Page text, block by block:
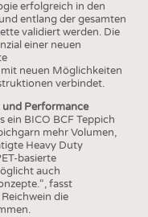
erfolgreich in den
entlang der gesamten
validiert werden. Die
einer neuen
neuen Möglichkeiten
verbindet.
und Performance
ein BICO BCF Teppich
mehr Volumen,
Heavy Duty
basierte
auch
fasst
die